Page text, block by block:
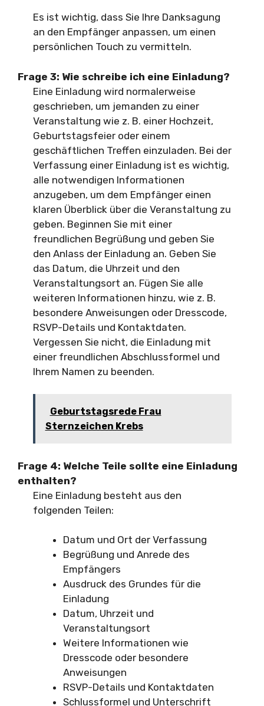
Es ist wichtig, dass Sie Ihre Danksagung
an den Empfänger anpassen, um einen
persönlichen Touch zu vermitteln.
Frage 3: Wie schreibe ich eine Einladung?
Eine Einladung wird normalerweise
geschrieben, um jemanden zu einer
Veranstaltung wie z. B. einer Hochzeit,
Geburtstagsfeier oder einem
geschäftlichen Treffen einzuladen. Bei der
Verfassung einer Einladung ist es wichtig,
alle notwendigen Informationen
anzugeben, um dem Empfänger einen
klaren Überblick über die Veranstaltung zu
geben. Beginnen Sie mit einer
freundlichen Begrüßung und geben Sie
den Anlass der Einladung an. Geben Sie
das Datum, die Uhrzeit und den
Veranstaltungsort an. Fügen Sie alle
weiteren Informationen hinzu, wie z. B.
besondere Anweisungen oder Dresscode,
RSVP-Details und Kontaktdaten.
Vergessen Sie nicht, die Einladung mit
einer freundlichen Abschlussformel und
Ihrem Namen zu beenden.
Geburtstagsrede Frau
Sternzeichen Krebs
Frage 4: Welche Teile sollte eine Einladung
enthalten?
Eine Einladung besteht aus den
folgenden Teilen:
Datum und Ort der Verfassung
Begrüßung und Anrede des
Empfängers
Ausdruck des Grundes für die
Einladung
Datum, Uhrzeit und
Veranstaltungsort
Weitere Informationen wie
Dresscode oder besondere
Anweisungen
RSVP-Details und Kontaktdaten
Schlussformel und Unterschrift